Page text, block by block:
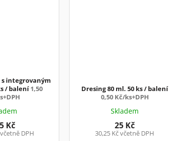
s integrovaným
/ balení1,50
DPH
Kč
Dresing 80 ml. 50 ks / balení
0,50 Kč/ks+DPH
Skladem
30,25 Kč včetně DPH
25 Kč